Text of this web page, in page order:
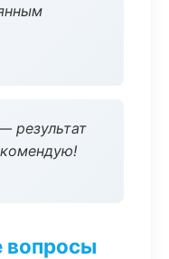
результат
вопросы